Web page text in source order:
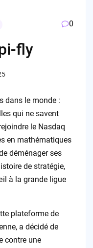
0
fly
dans le monde :
qui ne savent
le Nasdaq
en mathématiques
déménager ses
de stratégie,
à la grande ligue
plateforme de
a décidé de
contre une